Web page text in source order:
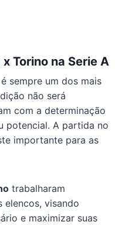
Torino na Serie A
é sempre um dos mais
não será
com a determinação
potencial. A partida no
importante para as
trabalharam
elencos, visando
e maximizar suas